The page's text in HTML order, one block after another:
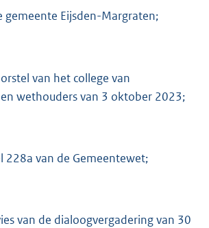
K
b
gemeente Eijsden-Margraten;
van het college van
wethouders van 3 oktober 2023;
228a van de Gemeentewet;
van de dialoogvergadering van 30